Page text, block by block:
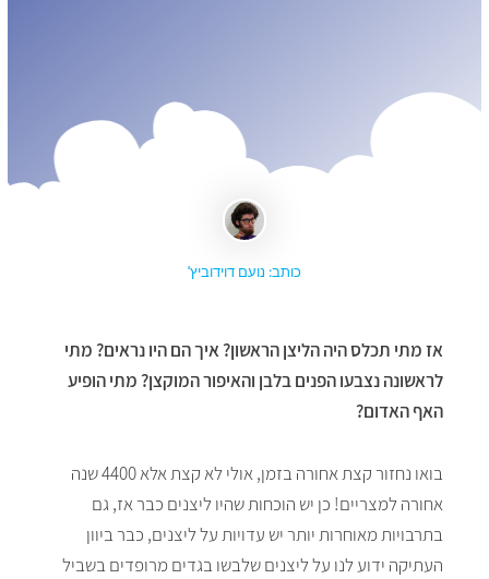
כותב: נועם דוידוביץ'
אז מתי תכלס היה הליצן הראשון? איך הם היו נראים? מתי
לראשונה נצבעו הפנים בלבן והאיפור המוקצן? מתי הופיע
האף האדום?
בואו נחזור קצת אחורה בזמן, אולי לא קצת אלא 4400 שנה
אחורה למצריים! כן יש הוכחות שהיו ליצנים כבר אז, גם
בתרבויות מאוחרות יותר יש עדויות על ליצנים, כבר ביוון
העתיקה ידוע לנו על ליצנים שלבשו בגדים מרופדים בשביל